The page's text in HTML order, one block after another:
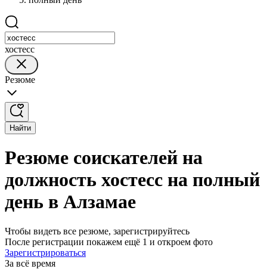
хостесс
Резюме
Найти
Резюме соискателей на
должность хостесс на полный
день в Алзамае
Чтобы видеть все резюме, зарегистрируйтесь
После регистрации покажем ещё 1 и откроем фото
Зарегистрироваться
За всё время